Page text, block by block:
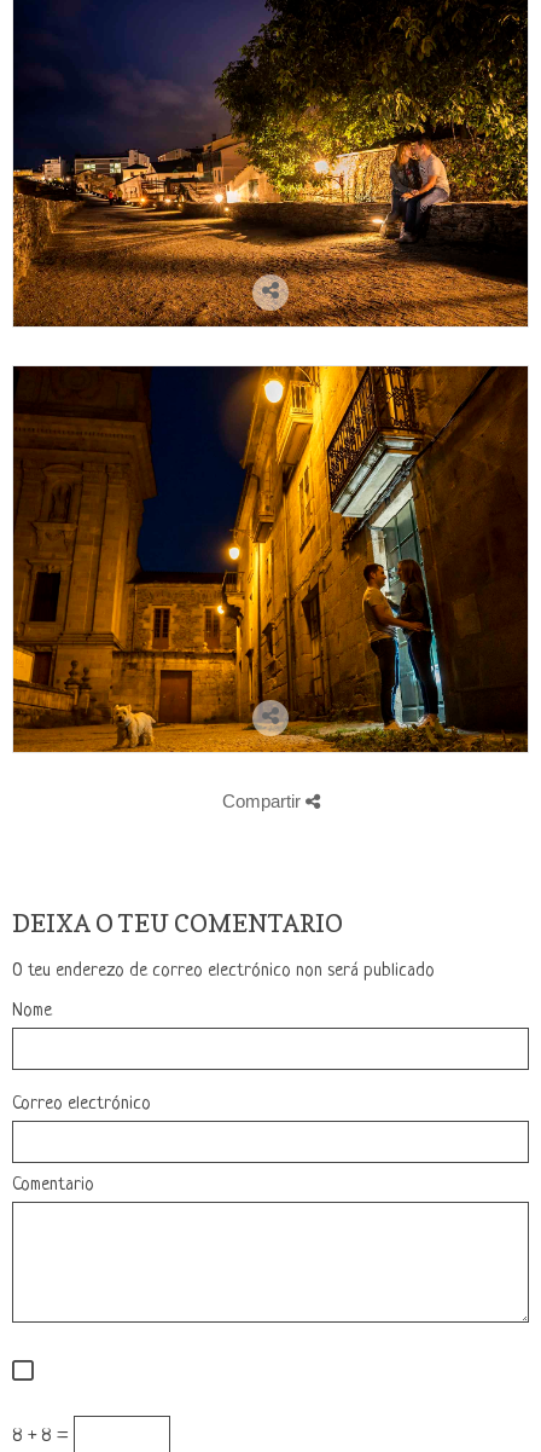
Compartir
DEIXA O TEU COMENTARIO
O teu enderezo de correo electrónico non será publicado
Nome
Correo electrónico
Comentario
8 + 8 =